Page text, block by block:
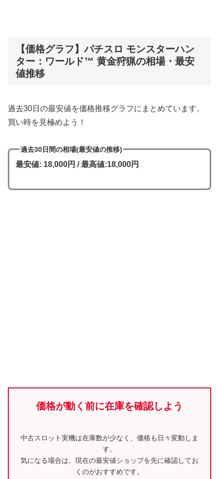
【価格グラフ】パチスロ モンスターハン
ター：ワールド™ 黄金狩猟の相場・最安
値推移
過去30日の最安値を価格推移グラフにまとめています。
買い時を見極めよう！
過去30日間の相場(最安値の推移)
最安値: 18,000円 / 最高値:18,000円
価格が動く前に在庫を確認しよう
中古スロット実機は在庫数が少なく、価格も日々変動しま
す。
気になる場合は、現在の最安値ショップを先に確認してお
くのがおすすめです。